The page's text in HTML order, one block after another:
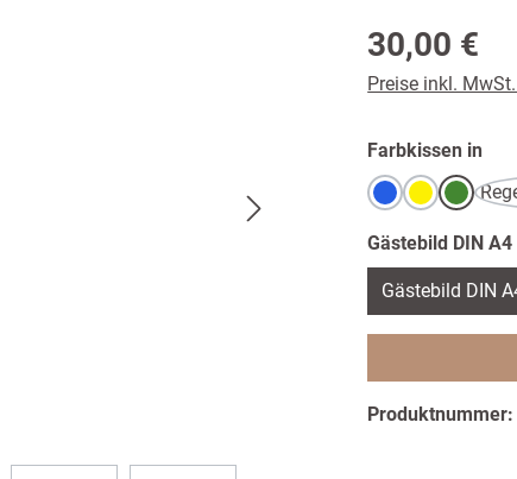
Regulärer Preis:
30,00 €
Preise inkl.
Farbkissen in
BlauGelbGrün
Gästebild DIN A4
Gästebild DIN